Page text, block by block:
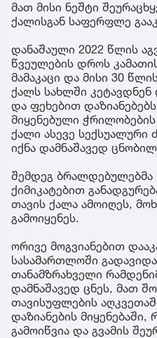
მათ მისი ნეშტი
ქალისგან საფერფლე
დანაშაული 2022 წლის
წვეულების დროს
მამაკაცი და მისი 30
ქალს სახლში
და ფეხებით
მიყენებული
ქალი ასევე
იქნა დამნაშავედ
შემდეგ ბრალდებულებმა
ქიმიკატებით
თავის ქალა ამოიღეს,
გამოიყენეს.
ორივე მოგვიანებით
სასამართლოში
თანამზრახველი
დამნაშავედ ცნეს, მათ
თავისუფლების
დაზიანების მიყენებაში,
გამოიწვია და გვამის